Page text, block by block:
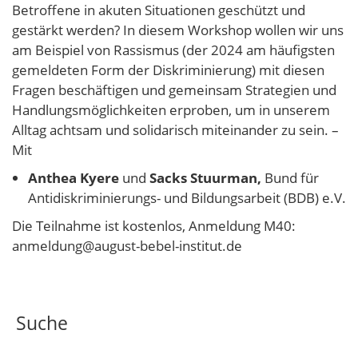
Betroffene in akuten Situationen geschützt und
gestärkt werden? In diesem Workshop wollen wir uns
am Beispiel von Rassismus (der 2024 am häufigsten
gemeldeten Form der Diskriminierung) mit diesen
Fragen beschäftigen und gemeinsam Strategien und
Handlungsmöglichkeiten erproben, um in unserem
Alltag achtsam und solidarisch miteinander zu sein. –
Mit
Anthea Kyere und Sacks Stuurman, Bund für
Antidiskriminierungs- und Bildungsarbeit (BDB) e.V.
Die Teilnahme ist kostenlos, Anmeldung M40:
anmeldung@august-bebel-institut.de
Suche